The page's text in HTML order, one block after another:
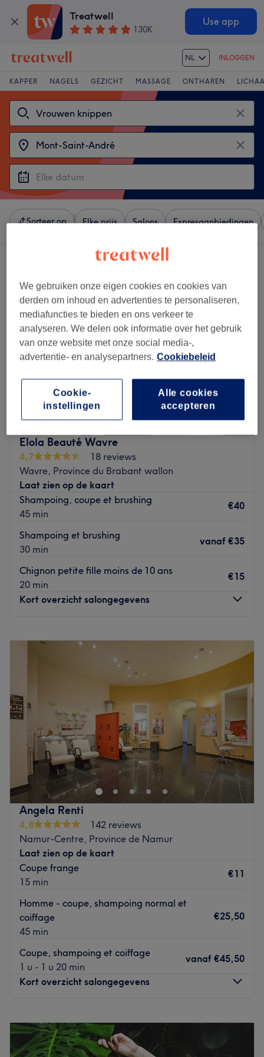
Treatwell
130K
Use app
NL INLOGGEN
KAPPER NAGELS GEZICHT MASSAGE ONTHAREN
Sorteer op Elke prijs Salons Expresaanbiedingen
vrouwen knippen in de buurt van Mont-Saint-André
Elola Beauté Wavre
4,7
18 reviews
Wavre, Province du Brabant wallon
Laat zien op de kaart
Shampoing, coupe et brushing
45 min
€40
Shampoing et brushing
30 min
vanaf €35
Chignon petite fille moins de 10 ans
20 min
€15
Kort overzicht salongegevens
09:00–
09:00
18:00
09:00–18:00
18:00
Zaterdag
09:00 –18:00
Zondag
Gesloten
Elola Beauté à Wavre est un salon de de coiffure
spécialisé dans le cheveux européen et africain. Situé Rue
de la Limite, ce salon offre une variété de prestations
pour sublimer votre chevelure avec des conseils
personnalisés, dans une ambiance conviviale et
familiale.
L'équipe
Joelle et son équipe
Nos coups de cœur
L'atmosphère: l’atmosphère du salon est chaleureuse et
peut se ressourcer en toute tranquillité.
Les spécialités de l'établissement: soins du visage, soins
des mains et des pieds.
Go to venue
Angela Renti
4,8
142 reviews
Namur-Centre, Province de Namur
Laat zien op de kaart
Coupe frange
15 min
€11
Homme - coupe, shampoing normal et
coiffage
45 min
€25,50
Coupe, shampoing et coiffage
1 u - 1 u 20 min
vanaf €45,50
Kort overzicht salongegevens
Dinsdag
Woensdag
We gebruiken onze eigen cookies en cookies van
derden om inhoud en advertenties te personaliseren,
mediafuncties te bieden en ons verkeer te
analyseren. We delen ook informatie over het gebruik
van onze website met onze social media-,
advertentie- en analysepartners. Cookiebeleid
Alle cookies
accepteren
Cookie-
instellingen